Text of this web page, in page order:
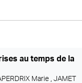
au temps de la
Marie , JAMET